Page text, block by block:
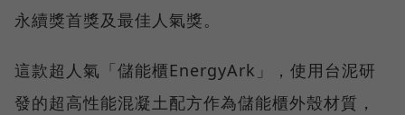
永續獎首獎及最佳人氣獎。
這款超人氣「儲能櫃EnergyArk」，使用台泥研
發的超高性能混凝土配方作為儲能櫃外殼材質，